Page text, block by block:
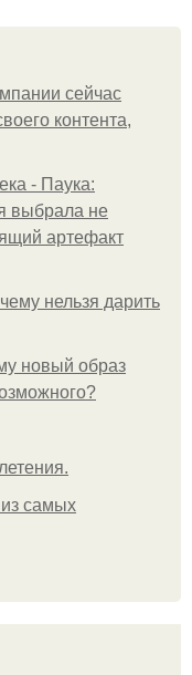
сейчас
контента,
- Паука:
выбрала не
артефакт
нельзя дарить
новый образ
самых